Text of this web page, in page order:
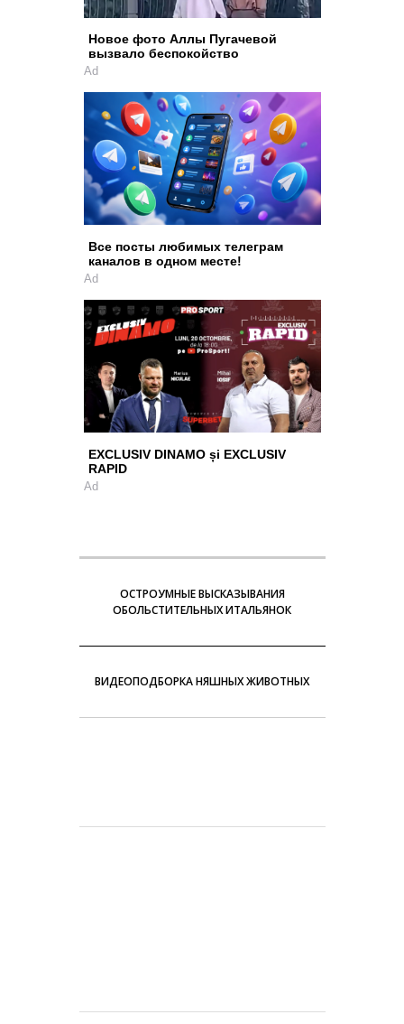
Новое фото Аллы Пугачевой
вызвало беспокойство
Ad
Все посты любимых телеграм
каналов в одном месте!
Ad
EXCLUSIV DINAMO și EXCLUSIV
RAPID
Ad
ОСТРОУМНЫЕ ВЫСКАЗЫВАНИЯ
ОБОЛЬСТИТЕЛЬНЫХ ИТАЛЬЯНОК
ВИДЕОПОДБОРКА НЯШНЫХ ЖИВОТНЫХ